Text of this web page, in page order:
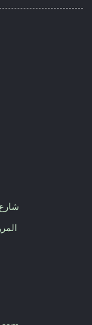
المروج 1 2074